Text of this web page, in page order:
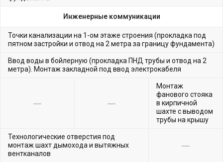
Инженерные коммуникации
Точки канализации на 1-ом этаже строения (прокладка под
пятном застройки и отвод на 2 метра за границу фундамента)
Ввод воды в бойлерную (прокладка ПНД трубы и отвод на 2
метра). Монтаж закладной под ввод электрокабеля
Монтаж
фанового стояка
в кирпичной
шахте с выводом
трубы на крышу
Технологические отверстия под
монтаж шахт дымохода и вытяжных
вентканалов